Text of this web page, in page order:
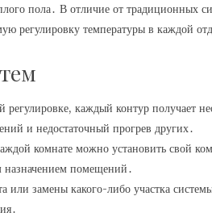
пола․ В отличие от традиционных
регулировку температуры в каждой
регулировке, каждый контур получает
и недостаточный прогрев других․
комнате можно установить свой
назначением помещений․
или замены какого-либо участка